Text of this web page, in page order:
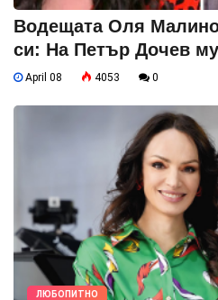
Водещата Оля
си: На Петър Дочев
April 08 4053 0
ЛЮБОПИТНО